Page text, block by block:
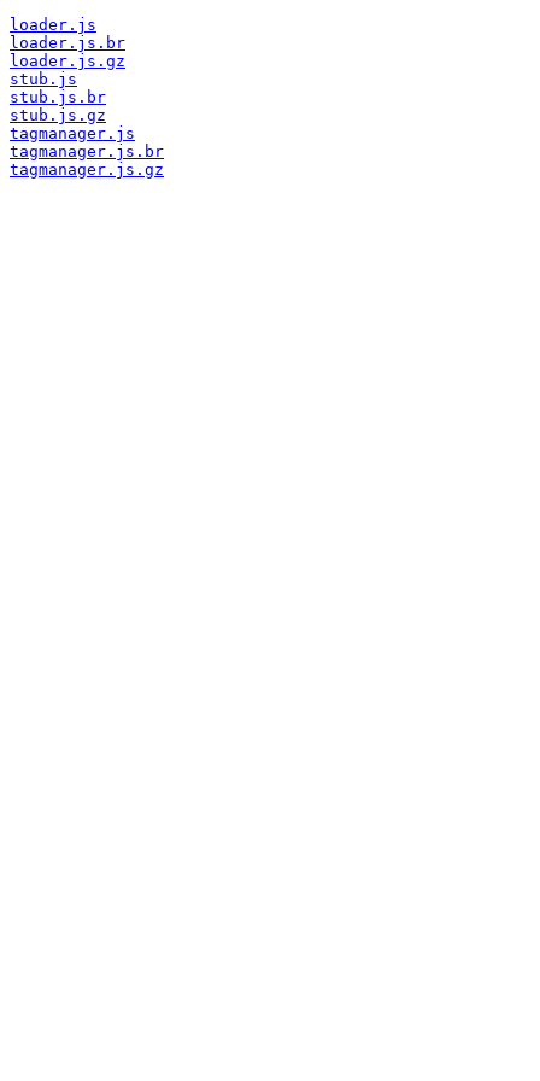
loader.js
loader.js.br
loader.js.gz
stub.js
stub.js.br
stub.js.gz
tagmanager.js
tagmanager.js.br
tagmanager.js.gz